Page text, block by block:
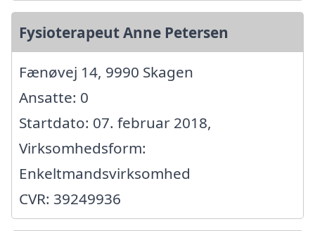
Fysioterapeut Anne Petersen
Fænøvej 14, 9990 Skagen
Ansatte: 0
Startdato: 07. februar 2018,
Virksomhedsform:
Enkeltmandsvirksomhed
CVR: 39249936